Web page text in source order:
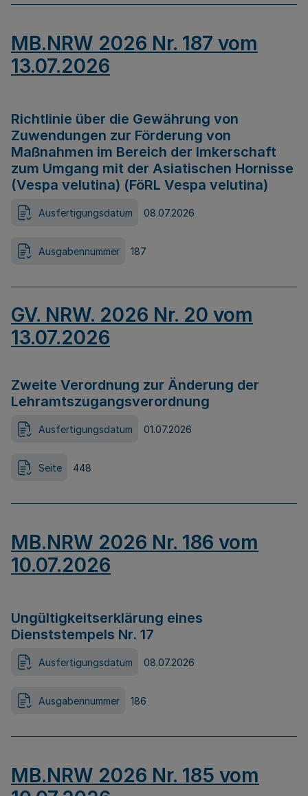
MB.NRW 2026 Nr. 187 vom
13.07.2026
Richtlinie über die Gewährung von
Zuwendungen zur Förderung von
Maßnahmen im Bereich der Imkerschaft
zum Umgang mit der Asiatischen Hornisse
(Vespa velutina) (FöRL Vespa velutina)
Ausfertigungsdatum 08.07.2026
Ausgabennummer 187
GV. NRW. 2026 Nr. 20 vom
13.07.2026
Zweite Verordnung zur Änderung der
Lehramtszugangsverordnung
Ausfertigungsdatum 01.07.2026
Seite 448
MB.NRW 2026 Nr. 186 vom
10.07.2026
Ungültigkeitserklärung eines
Dienststempels Nr. 17
Ausfertigungsdatum 08.07.2026
Ausgabennummer 186
MB.NRW 2026 Nr. 185 vom